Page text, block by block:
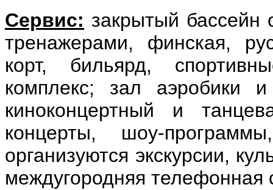
Сервис: закрытый
тренажерами, финская,
корт, бильярд,
комплекс; зал аэробики
киноконцертный и
концерты, шоу-
организуются экскурсии,
междугородняя телефонная